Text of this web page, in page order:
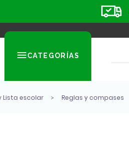
CATEGORÍAS
Lista escolar Reglas y compases